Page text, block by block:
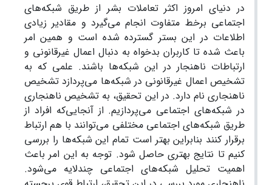
در دنیای امروز اکثر تعاملات بشر از طریق شبکه‌های
اجتماعی برخط متفاوت انجام می‌گیرد و مقادیر زیادی
اطلاعات در این بستر گسترده شده است و همین امر
باعث شده تا کاربران بدخواه به دنبال اعمال غیرقانونی و
ارتباطات ناهنجار در این شبکه‌ها باشند. علمی که به
تشخیص اعمال غیرقانونی در شبکه‌ها می‌پردازد تشخیص
ناهنجاری نام دارد. در این تحقیق، به تشخیص ناهنجاری
در شبکه‌های اجتماعی می‌پردازیم. از آنجایی‌که افراد از
طریق شبکه‌های اجتماعی مختلفی می‌توانند با هم ارتباط
برقرار کنند بنابراین بهتر است تمام این شبکه‌ها را بررسی
کنیم تا نتایج بهتری حاصل شود. توجه به این امر باعث
اهمیت تحلیل شبکه‌های اجتماعی چندلایه می‌شود.